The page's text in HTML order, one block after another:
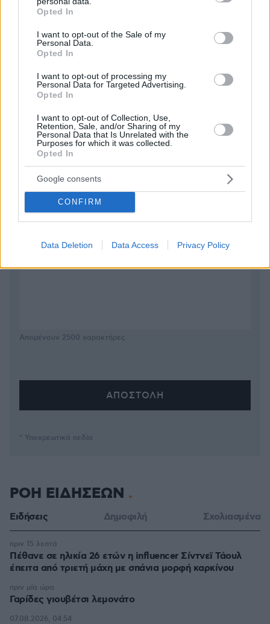
grant or deny consent to Google and its third-party tags to
use your data for below specified purposes in below Google
consent section.
Opted In
I want to opt-out of the Sale of my
Personal Data.
Opted In
I want to opt-out of processing my
Personal Data for Targeted Advertising.
Opted In
I want to opt-out of Collection, Use,
Retention, Sale, and/or Sharing of my
Personal Data that Is Unrelated with the
Purposes for which it was collected.
Opted In
Google consents
CONFIRM
Data Deletion Data Access Privacy Policy
ΦΟΡΤΩΣΗ ΠΕΡΙΣΣΟΤΕΡΩΝ ΣΧΟΛΙΩΝ
ΠΡΟΣΘΗΚΗ ΣΧΟΛΙΟΥ
ΌΝΟΜΑ *
EMAIL
ΣΧΌΛΙΟ *
Απομένουν 2500 χαρακτήρες
* Υποχρεωτικά πεδία
ΡΟΗ ΕΙΔΗΣΕΩΝ
Ειδήσεις Δημοφιλή Σχολιασμένα
Πέθανε σε ηλικία 26 ετών η influencer Σίντνεϊ Τάουλ
έπειτα από τριετή μάχη με σπάνια μορφή καρκίνου
πριν 15 λεπτά
Γαρίδες γιουβέτσι λεμονάτο
πριν μία ώρα
07.08.2026, 04:54